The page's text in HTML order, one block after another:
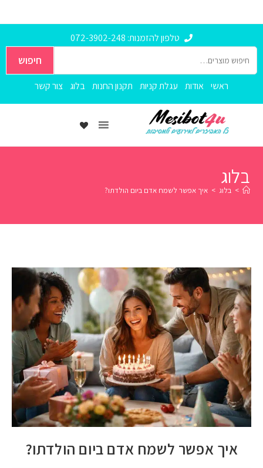
טלפון להזמנות: 072-3902-248
חיפוש
ראשי אודות עגלת קניות תקנון החנות בלוג צור קשר
בלוג
> בלוג > איך אפשר לשמח אדם ביום הולדתו?
איך אפשר לשמח אדם ביום הולדתו?